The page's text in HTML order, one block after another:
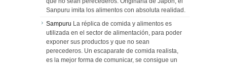
Sanpuru imita los alimentos con absoluta realidad.
Sampuru La réplica de comida y alimentos es
utilizada en el sector de alimentación, para poder
exponer sus productos y que no sean
perecederos. Un escaparate de comida realista,
es la mejor forma de comunicar, se consigue un